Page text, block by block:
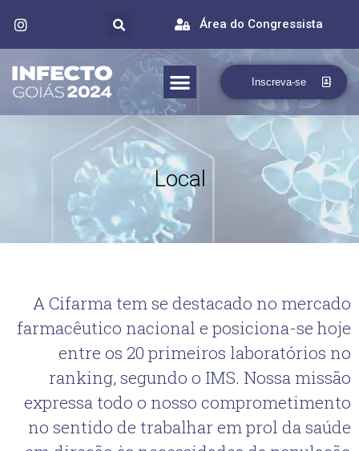
Área do Congressista
Inscreva-se
Local
A Cifarma tem se destacado no mercado
farmacêutico nacional e posiciona-se hoje
entre os 20 primeiros laboratórios no
ranking, segundo o IMS. Nossa missão
expressa todo o nosso comprometimento
no sentido de trabalhar em prol da saúde